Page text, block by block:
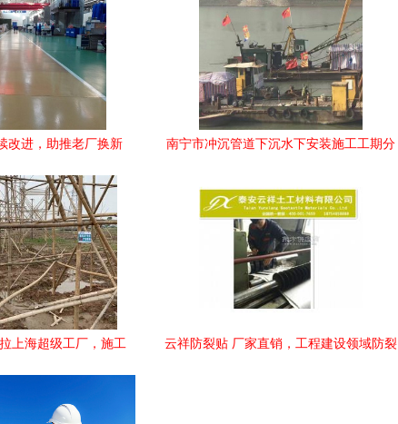
改进，助推老厂换新
南宁市冲沉管道下沉水下安装施工工期分
上海超级工厂，施工
云祥防裂贴 厂家直销，工程建设领域防裂